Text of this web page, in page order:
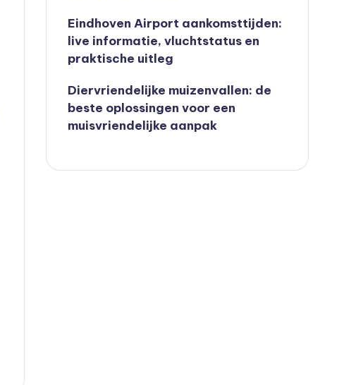
Eindhoven Airport aankomsttijden:
live informatie, vluchtstatus en
praktische uitleg
Diervriendelijke muizenvallen: de
beste oplossingen voor een
muisvriendelijke aanpak